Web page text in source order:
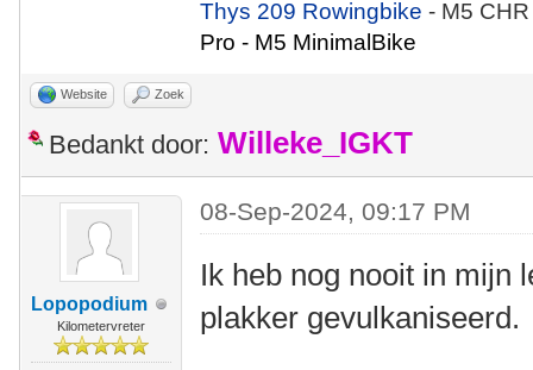
Thys 209 Rowingbike- M5
Pro - M5 MinimalBike
Website Zoek
Bedankt door: Willeke_IGKT
Lopopodium
Kilometervreter
08-Sep-2024, 09:17 PM
Ik heb nog nooit in mijn
plakker gevulkaniseerd.